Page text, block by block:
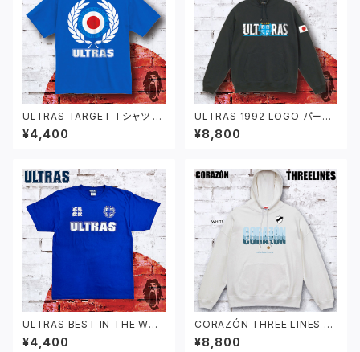
ULTRAS TARGET Tシャツ ブ
ルー
¥4,400
ULTRAS 1992 LOGO パーカ
ブラック
¥8,800
ULTRAS BEST IN THE WOR
LD Tシャツ ブルー
¥4,400
CORAZÓN THREE LINES パ
ーカー ホワイト
¥8,800